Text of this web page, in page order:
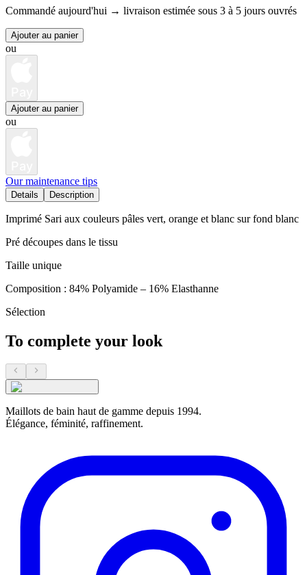
Commandé aujourd'hui → livraison estimée sous 3 à 5 jours ouvrés
Ajouter au panier
ou
Ajouter au panier
ou
Our maintenance tips
Details Description
Imprimé Sari aux couleurs pâles vert, orange et blanc sur fond blanc
Pré découpes dans le tissu
Taille unique
Composition : 84% Polyamide – 16% Elasthanne
Sélection
To complete your look
Maillots de bain haut de gamme depuis 1994.
Élégance, féminité, raffinement.